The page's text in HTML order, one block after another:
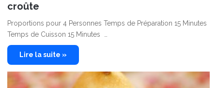
croûte
Proportions pour 4 Personnes Temps de Préparation 15 Minutes
Temps de Cuisson 15 Minutes …
Lire la suite »